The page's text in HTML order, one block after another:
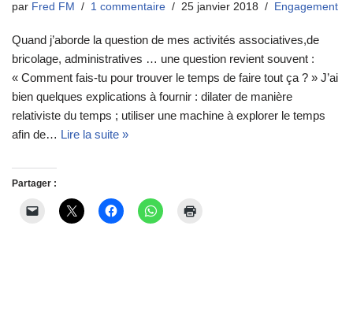
par Fred FM 1 commentaire 25 janvier 2018 Engagement
Quand j’aborde la question de mes activités associatives,de
bricolage, administratives … une question revient souvent :
« Comment fais-tu pour trouver le temps de faire tout ça ? » J’ai
bien quelques explications à fournir : dilater de manière
relativiste du temps ; utiliser une machine à explorer le temps
afin de… Lire la suite »
Partager :